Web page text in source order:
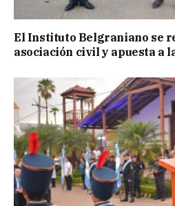
El Instituto Belgraniano se
asociación civil y apuesta a